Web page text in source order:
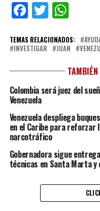
Facebook
Twitter
TEMAS RELACIONADOS:
INVESTIGAR
JUAN
TAMBIÉN
Colombia será juez del
Venezuela
Venezuela despliega
en el Caribe para reforzar
narcotráfico
Gobernadora sigue
técnicas en Santa Marta y